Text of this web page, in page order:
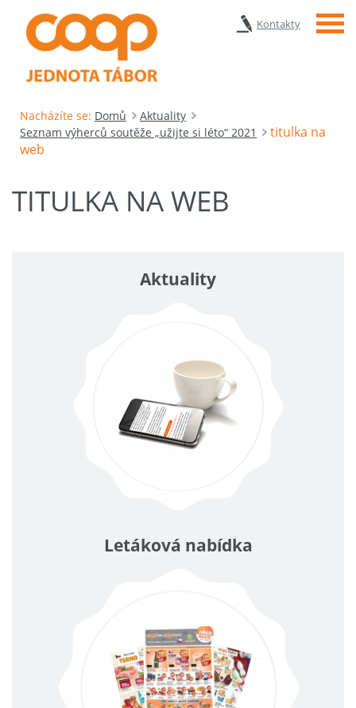
Kontakty Menu
Nacházíte se: Domů
Aktuality
Seznam výherců soutěže „užijte si léto“ 2021
titulka na
web
TITULKA NA WEB
Aktuality
Letáková nabídka